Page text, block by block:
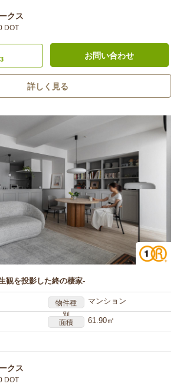
クス
DOT
お問い合わせ
詳しく見る
観を投影した終の棲家-
物件種
別
マンション
面積 61.90㎡
クス
DOT